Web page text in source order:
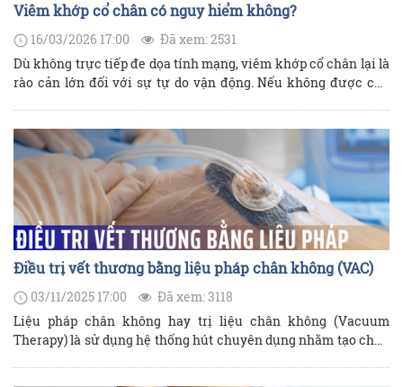
Viêm khớp cổ chân có nguy hiểm không?
16/03/2026 17:00
Đã xem: 2531
Dù không trực tiếp đe dọa tính mạng, viêm khớp cổ chân lại là
rào cản lớn đối với sự tự do vận động. Nếu không được can
bệnh.
Điều trị vết thương bằng liệu pháp chân không (VAC)
03/11/2025 17:00
Đã xem: 3118
Liệu pháp chân không hay trị liệu chân không (Vacuum
Therapy) là sử dụng hệ thống hút chuyên dụng nhằm tạo chân